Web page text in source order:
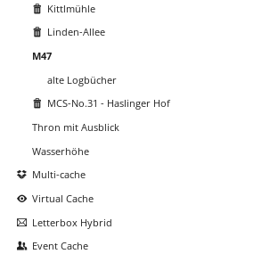
Kittlmühle
Linden-Allee
M47
alte Logbücher
MCS-No.31 - Haslinger Hof
Thron mit Ausblick
Wasserhöhe
Multi-cache
Virtual Cache
Letterbox Hybrid
Event Cache